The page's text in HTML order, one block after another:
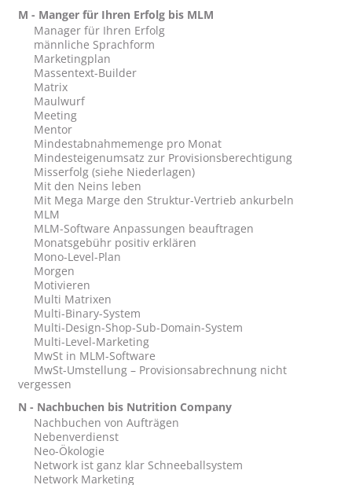
M - Manger für Ihren Erfolg bis MLM
Manager für Ihren Erfolg
männliche Sprachform
Marketingplan
Massentext-Builder
Matrix
Maulwurf
Meeting
Mentor
Mindestabnahmemenge pro Monat
Mindesteigenumsatz zur Provisionsberechtigung
Misserfolg (siehe Niederlagen)
Mit den Neins leben
Mit Mega Marge den Struktur-Vertrieb ankurbeln
MLM
MLM-Software Anpassungen beauftragen
Monatsgebühr positiv erklären
Mono-Level-Plan
Morgen
Motivieren
Multi Matrixen
Multi-Binary-System
Multi-Design-Shop-Sub-Domain-System
Multi-Level-Marketing
MwSt in MLM-Software
MwSt-Umstellung – Provisionsabrechnung nicht
vergessen
N - Nachbuchen bis Nutrition Company
Nachbuchen von Aufträgen
Nebenverdienst
Neo-Ökologie
Network ist ganz klar Schneeballsystem
Network Marketing